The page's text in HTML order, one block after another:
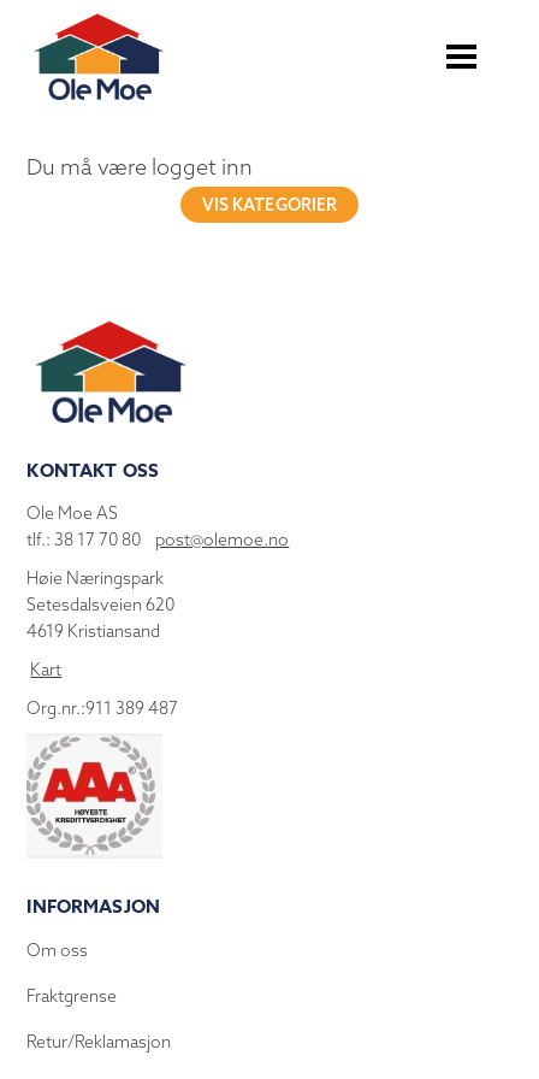
Du må være logget inn
VIS KATEGORIER
KONTAKT OSS
Ole Moe AS
tlf.: 38 17 70 80 post@olemoe.no
Høie Næringspark
Setesdalsveien 620
4619 Kristiansand
Kart
Org.nr.:911 389 487
INFORMASJON
Om oss
Fraktgrense
Retur/Reklamasjon